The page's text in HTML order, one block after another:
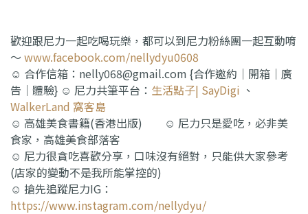
歡迎跟尼力一起吃喝玩樂，都可以到尼力粉絲團一起互動唷
～ www.facebook.com/nellydyu0608
☺ 合作信箱：nelly068@gmail.com {合作邀約｜開箱｜廣
告｜體驗} ☺ 尼力共筆平台： 生活點子| SayDigi 、
WalkerLand 窩客島
☺ 高雄美食書籍(香港出版) ☺ 尼力只是愛吃，必非美
食家，高雄美食部落客
☺ 尼力很貪吃喜歡分享，口味沒有絕對，只能供大家參考
(店家的變動不是我所能掌控的)
☺ 搶先追蹤尼力IG：
https://www.instagram.com/nellydyu/